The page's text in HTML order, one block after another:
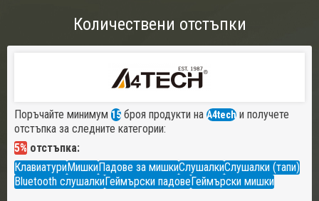
Количествени отстъпки
Поръчайте минимум 15 броя продукти на A4tech и получете
отстъпка за следните категории:
5% отстъпка:
КлавиатуриМишкиПадове за мишкиСлушалкиСлушалки (тапи)
Bluetooth слушалкиГеймърски падовеГеймърски мишки